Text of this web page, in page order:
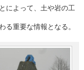
によって、土や岩の工
る重要な情報となる。